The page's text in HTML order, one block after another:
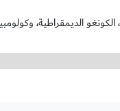
الديمقراطية،